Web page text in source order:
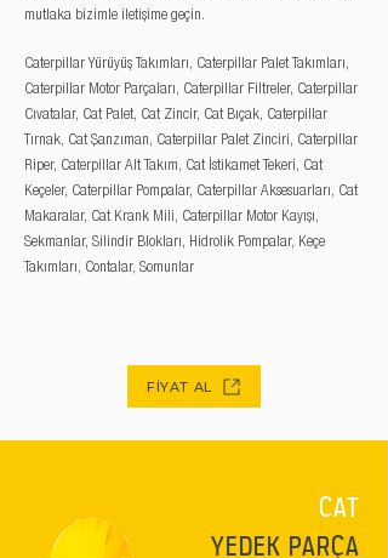
mutlaka bizimle iletişime geçin.
Caterpillar Yürüyüş Takımları, Caterpillar Palet Takımları,
Caterpillar Motor Parçaları, Caterpillar Filtreler, Caterpillar
Cıvatalar, Cat Palet, Cat Zincir, Cat Bıçak, Caterpillar
Tırnak, Cat Şanzıman, Caterpillar Palet Zinciri, Caterpillar
Riper, Caterpillar Alt Takım, Cat İstikamet Tekeri, Cat
Keçeler, Caterpillar Pompalar, Caterpillar Aksesuarları, Cat
Makaralar, Cat Krank Mili, Caterpillar Motor Kayışı,
Sekmanlar, Silindir Blokları, Hidrolik Pompalar, Keçe
Takımları, Contalar, Somunlar
FİYAT AL
CAT
YEDEK PARÇA